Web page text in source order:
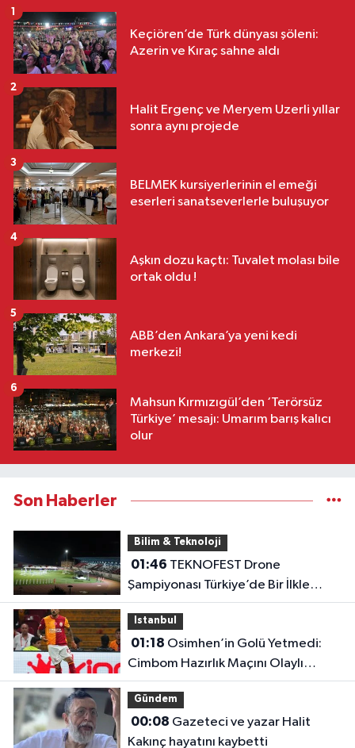
Keçiören’de Türk dünyası şöleni:
Azerin ve Kıraç sahne aldı
1
Halit Ergenç ve Meryem Uzerli yıllar
sonra aynı projede
2
BELMEK kursiyerlerinin el emeği
eserleri sanatseverlerle buluşuyor
3
Aşkın dozu kaçtı: Tuvalet molası bile
ortak oldu !
4
ABB’den Ankara’ya yeni kedi
merkezi!
5
Mahsun Kırmızıgül’den ‘Terörsüz
Türkiye’ mesajı: Umarım barış kalıcı
olur
6
Son Haberler
Bilim & Teknoloji
01:46
Şampiyonası Türkiye’de Bir İlkle
Başladı!
Istanbul
01:18
Cimbom Hazırlık Maçını Olaylı
Kapattı!
Gündem
00:08
Kakınç hayatını kaybetti